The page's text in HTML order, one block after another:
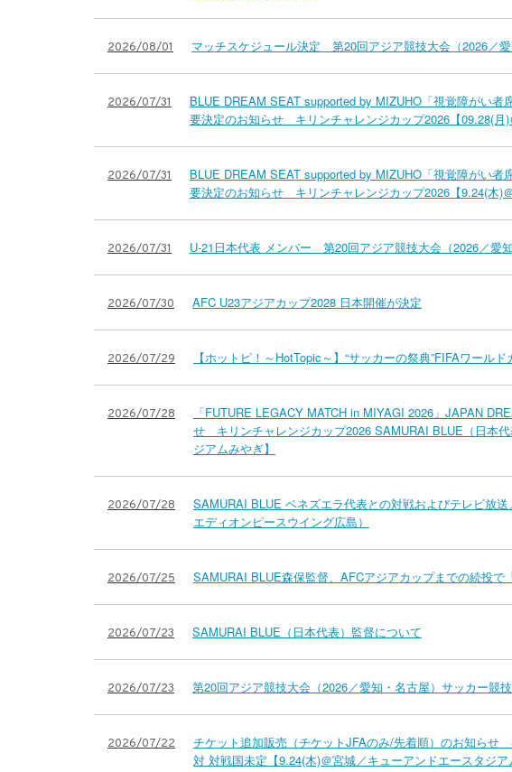
2026/08/01 マッチスケジュール決定 第20回アジア競技大会（2026／
2026/07/31
BLUE DREAM SEAT supported by MIZUHO「視覚障がい
要決定のお知らせ キリンチャレンジカップ2026【09.28(月)
2026/07/31
BLUE DREAM SEAT supported by MIZUHO「視覚障がい
要決定のお知らせ キリンチャレンジカップ2026【9.24(木)＠
2026/07/31 U-21日本代表 メンバー 第20回アジア競技大会（2026／愛知
2026/07/30 AFC U23アジアカップ2028 日本開催が決定
2026/07/29 【ホットピ！～HotTopic～】“サッカーの祭典”FIFAワール
2026/07/28
「FUTURE LEGACY MATCH in MIYAGI 2026」JAPAN
せ キリンチャレンジカップ2026 SAMURAI BLUE（日本
ジアムみやぎ】
2026/07/28
SAMURAI BLUE ベネズエラ代表との対戦およびテレビ放
エディオンピースウイング広島）
2026/07/25 SAMURAI BLUE森保監督、AFCアジアカップまでの続投で
2026/07/23 SAMURAI BLUE（日本代表）監督について
2026/07/23 第20回アジア競技大会（2026／愛知・名古屋）サッカー競
2026/07/22
チケット追加販売（チケットJFAのみ/先着順）のお知ら
対 対戦国未定【9.24(木)＠宮城／キューアンドエースタジア